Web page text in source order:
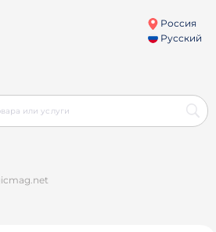
Россия
Русский